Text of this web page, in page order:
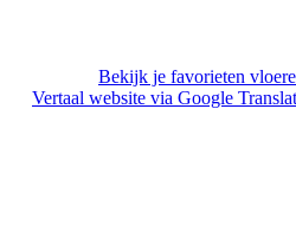
Bekijk je favorieten
Vertaal website via Google